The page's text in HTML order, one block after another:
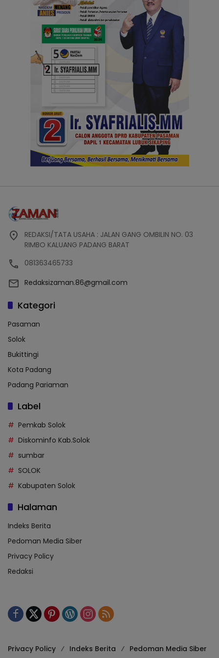
REDAKSI/TATA USAHA : JALAN GANG OMBILIN NO. 03
RIMBO KALUANG PADANG BARAT
081363465733
Redaksizaman.86@gmail.com
Kategori
Pasaman
Solok
Bukittingi
Kota Padang
Padang Pariaman
Label
Pemkab Solok
Diskominfo Kab.Solok
sumbar
SOLOK
Kabupaten Solok
Halaman
Indeks Berita
Pedoman Media Siber
Privacy Policy
Redaksi
Privacy Policy Indeks Berita Pedoman Media Siber